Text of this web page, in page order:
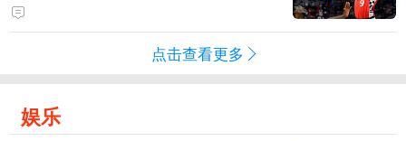
点击查看更多
娱乐